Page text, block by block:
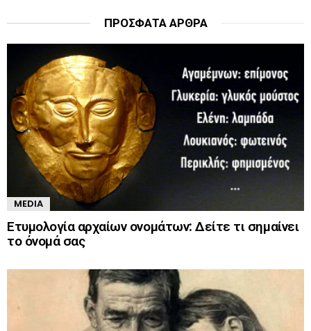
ΠΡΌΣΦΑΤΑ ΆΡΘΡΑ
MEDIA
Ετυμολογία αρχαίων ονομάτων: Δείτε τι σημαίνει
το όνομά σας